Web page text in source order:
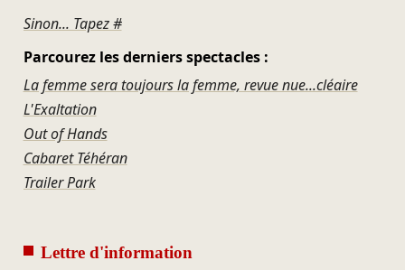
Sinon... Tapez #
Parcourez les derniers spectacles :
La femme sera toujours la femme, revue nue...cléaire
L'Exaltation
Out of Hands
Cabaret Téhéran
Trailer Park
Lettre d'information